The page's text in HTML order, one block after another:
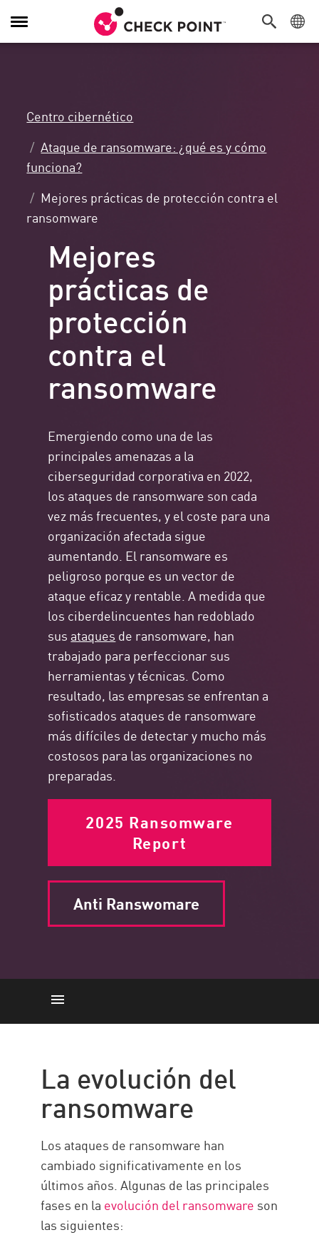
Alternar
navegación
Centro cibernético
Ataque de ransomware: ¿qué es y cómo
funciona?
Mejores prácticas de protección contra el
ransomware
Mejores
prácticas de
protección
contra el
ransomware
Emergiendo como una de las
principales amenazas a la
ciberseguridad corporativa en 2022,
los ataques de ransomware son cada
vez más frecuentes, y el coste para una
organización afectada sigue
aumentando. El ransomware es
peligroso porque es un vector de
ataque eficaz y rentable. A medida que
los ciberdelincuentes han redoblado
sus ataques de ransomware, han
trabajado para perfeccionar sus
herramientas y técnicas. Como
resultado, las empresas se enfrentan a
sofisticados ataques de ransomware
más difíciles de detectar y mucho más
costosos para las organizaciones no
preparadas.
2025 Ransomware
Report
Anti Ranswomare
PRÁCTICAS RECOMENDADAS
Protección contra ransomware
La evolución del
ransomware
Los ataques de ransomware han
cambiado significativamente en los
últimos años. Algunas de las principales
fases en la evolución del ransomware son
las siguientes: